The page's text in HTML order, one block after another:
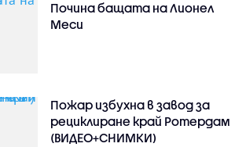
Почина бащата на Лионел
Меси
Пожар избухна в завод за
рециклиране край Ротердам
(ВИДЕО+СНИМКИ)